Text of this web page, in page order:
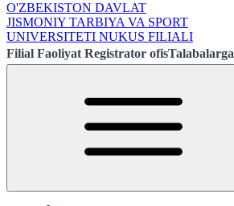
O'ZBEKISTON DAVLAT
JISMONIY TARBIYA VA SPORT
UNIVERSITETI NUKUS FILIALI
Filial Faoliyat Registrator ofisTalabalarga